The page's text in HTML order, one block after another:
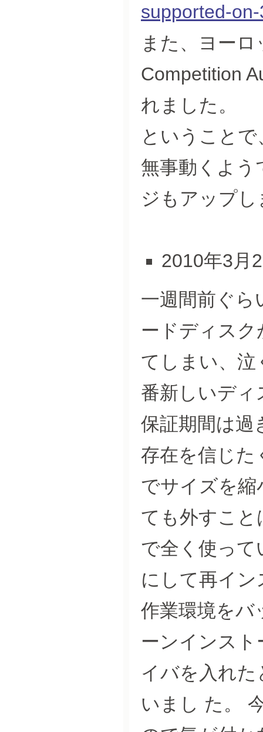
supported-
また、ヨー
Competition
れました。
ということ
無事動くよう
ジもアップし
2010年3月
一週間前ぐら
ードディスク
てしまい、泣
番新しいデ
保証期間は過
存在を信じた
でサイズを
ても外すこ
で全く使って
にして再イ
作業環境をバ
ーンインス
イバを入れ
いまし た。